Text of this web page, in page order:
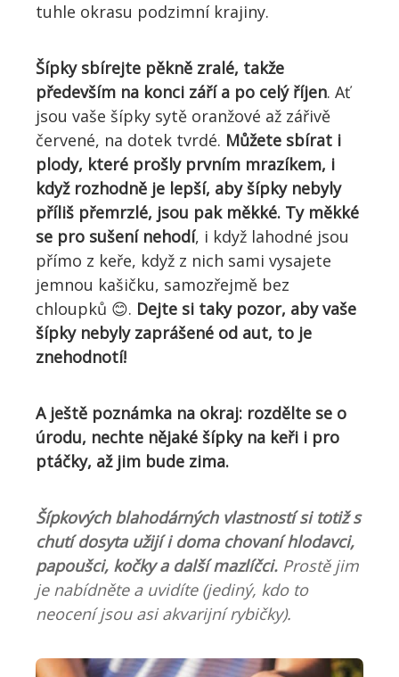
tuhle okrasu podzimní krajiny.
Šípky sbírejte pěkně zralé, takže
především na konci září a po celý říjen. Ať
jsou vaše šípky sytě oranžové až zářivě
červené, na dotek tvrdé. Můžete sbírat i
plody, které prošly prvním mrazíkem, i
když rozhodně je lepší, aby šípky nebyly
příliš přemrzlé, jsou pak měkké. Ty měkké
se pro sušení nehodí, i když lahodné jsou
přímo z keře, když z nich sami vysajete
jemnou kašičku, samozřejmě bez
chloupků 😊. Dejte si taky pozor, aby vaše
šípky nebyly zaprášené od aut, to je
znehodnotí!
A ještě poznámka na okraj: rozdělte se o
úrodu, nechte nějaké šípky na keři i pro
ptáčky, až jim bude zima.
Šípkových blahodárných vlastností si totiž s
chutí dosyta užijí i doma chovaní hlodavci,
papoušci, kočky a další mazlíčci. Prostě jim
je nabídněte a uvidíte (jediný, kdo to
neocení jsou asi akvarijní rybičky).